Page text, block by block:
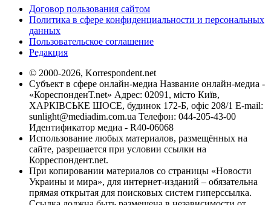
Договор пользования сайтом
Политика в сфере конфиденциальности и персональных
данных
Пользовательское соглашение
Редакция
© 2000-2026, Korrespondent.net
Субъект в сфере онлайн-медиа Название онлайн-медиа -
«КореспонденТ.net» Адрес: 02091, місто Київ,
ХАРКІВСЬКЕ ШОСЕ, будинок 172-Б, офіс 208/1 E-mail:
sunlight@mediadim.com.ua Телефон: 044-205-43-00
Идентификатор медиа - R40-06068
Использование любых материалов, размещённых на
сайте, разрешается при условии ссылки на
Корреспондент.net.
При копировании материалов со страницы «Новости
Украины и мира», для интернет-изданий – обязательна
прямая открытая для поисковых систем гиперссылка.